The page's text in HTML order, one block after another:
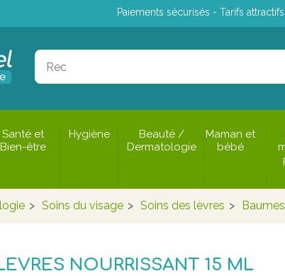
Paiements sécurisés - Tarifs
Santé et
Bien-être
Hygiène
Beauté /
Dermatologie
Maman et
bébé
> Soins du visage > Soins des lèvres > Baumes
NOURRISSANT 15 ML